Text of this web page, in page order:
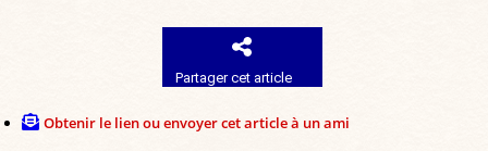
Partager cet article
Obtenir le lien ou envoyer cet article à un ami